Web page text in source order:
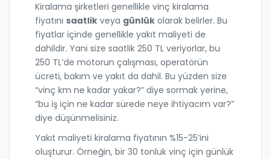
Kiralama şirketleri genellikle vinç kiralama
fiyatını saatlik veya günlük olarak belirler. Bu
fiyatlar içinde genellikle yakıt maliyeti de
dahildir. Yani size saatlik 250 TL veriyorlar, bu
250 TL’de motorun çalışması, operatörün
ücreti, bakım ve yakıt da dahil. Bu yüzden size
“vinç km ne kadar yakar?” diye sormak yerine,
“bu iş için ne kadar sürede neye ihtiyacım var?”
diye düşünmelisiniz.
Yakıt maliyeti kiralama fiyatının %15-25’ini
oluşturur. Örneğin, bir 30 tonluk vinç için günlük